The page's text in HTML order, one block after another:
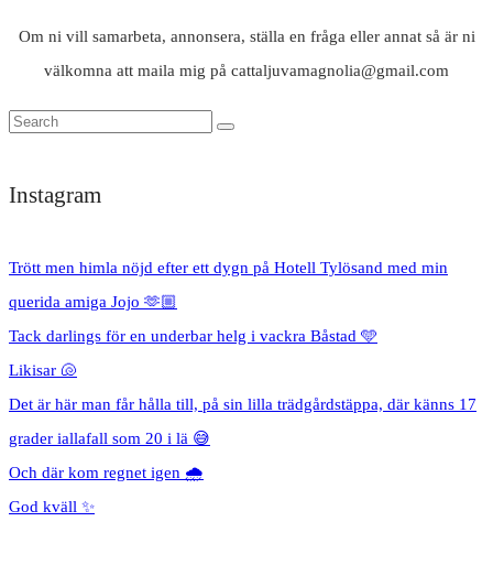
Om ni vill samarbeta, annonsera, ställa en fråga eller annat så är ni
välkomna att maila mig på cattaljuvamagnolia@gmail.com
Instagram
Trött men himla nöjd efter ett dygn på Hotell Tylösand med min
querida amiga Jojo 🫶🏼
Tack darlings för en underbar helg i vackra Båstad 🩵
Likisar 🐚
Det är här man får hålla till, på sin lilla trädgårdstäppa, där känns 17
grader iallafall som 20 i lä 😅
Och där kom regnet igen 🌧️
God kväll ✨